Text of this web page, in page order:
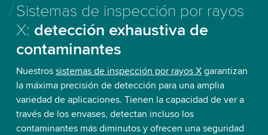
Sistemas de inspección por rayos
X: detección exhaustiva de
contaminantes
Nuestros sistemas de inspección por rayos Xgarantizan
la máxima precisión de detección para una amplia
variedad de aplicaciones. Tienen la capacidad de ver a
través de los envases, detectan incluso los
contaminantes más diminutos y ofrecen una seguridad